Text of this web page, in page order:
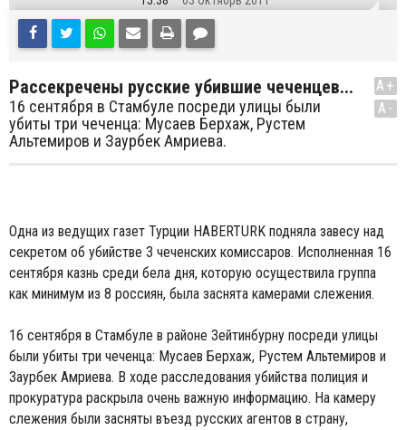
Рассекречены русские убившие чеченцев...
16 сентября в Стамбуле посреди улицы были
убиты три чеченца: Мусаев Берхаж, Рустем
Альтемиров и Заурбек Амриева.
A+
A-
Одна из ведущих газет Турции HABERTURK подняла завесу над
секретом об убийстве 3 чеченских комиссаров. Исполненная 16
сентября казнь среди бела дня, которую осуществила группа
как минимум из 8 россиян, была заснята камерами слежения.
16 сентября в Стамбуле в районе Зейтинбурну посреди улицы
были убиты три чеченца: Мусаев Берхаж, Рустем Альтемиров и
Заурбек Амриева. В ходе расследования убийства полиция и
прокуратура раскрыла очень важную информацию. На камеру
слежения были засняты въезд русских агентов в страну,